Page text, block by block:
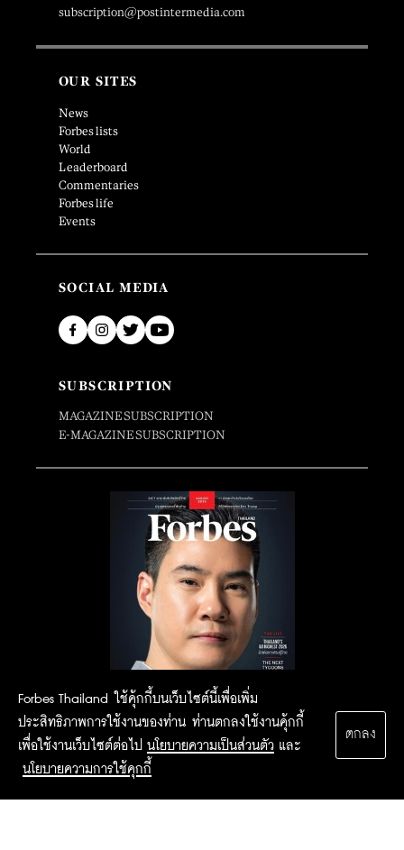
Forbes Thailand ใช้คุ้กกี้บนเว็บไซต์นี้เพื่อเพิ่ม
ประสิทธิภาพการใช้งานของท่าน ท่านตกลงใช้งานคุ้กกี้
เพื่อใช้งานเว็บไซต์ต่อไป นโยบายความเป็นส่วนตัว และ
นโยบายความการใช้คุกกี้
ตกลง
subscription@postintermedia.com
OUR SITES
News
Forbes lists
World
Leaderboard
Commentaries
Forbes life
Events
SOCIAL MEDIA
SUBSCRIPTION
MAGAZINE SUBSCRIPTION
E-MAGAZINE SUBSCRIPTION
2015 Forbesthailand.com ALL RIGHTS RESERVED